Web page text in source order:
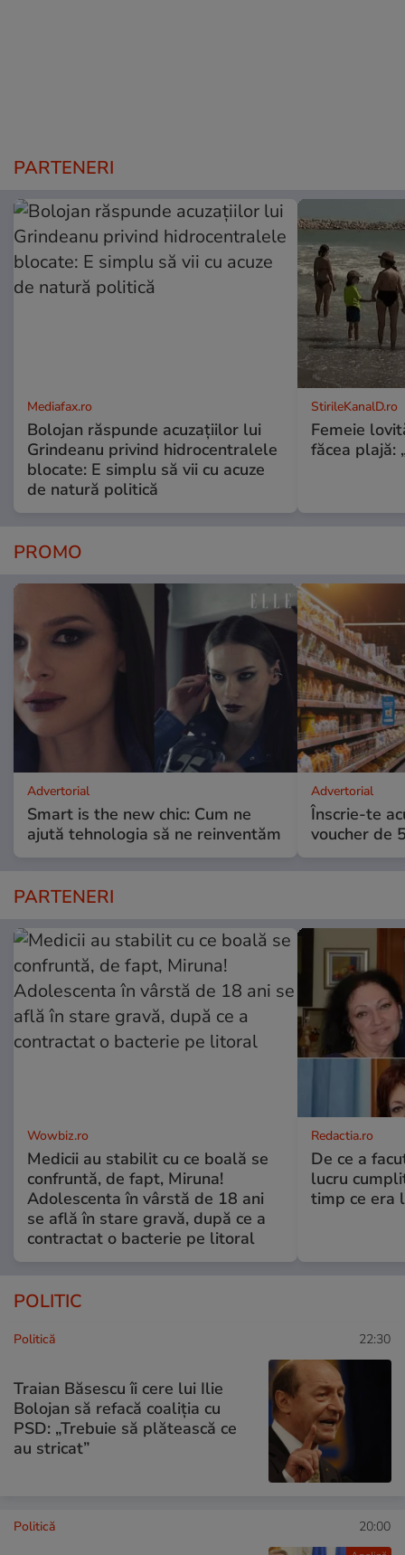
PARTENERI
Mediafax.ro
Bolojan răspunde acuzațiilor lui
Grindeanu privind hidrocentralele
blocate: E simplu să vii cu acuze
de natură politică
StirileKanalD.ro
Femeie
făcea plajă:
PROMO
Advertorial
Smart is the new chic: Cum ne
ajută tehnologia să ne reinventăm
Advertorial
Înscrie-te
voucher de
PARTENERI
Wowbiz.ro
Medicii au stabilit cu ce boală se
confruntă, de fapt, Miruna!
Adolescenta în vârstă de 18 ani
se află în stare gravă, după ce a
contractat o bacterie pe litoral
Redactia.ro
De ce a
lucru
timp ce era
POLITIC
Politică 22:30
Traian Băsescu îi cere lui Ilie
Bolojan să refacă coaliția cu
PSD: „Trebuie să plătească ce
au stricat”
Politică 20:00